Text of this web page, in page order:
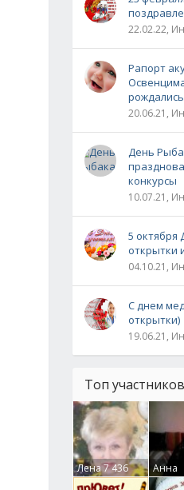
Рапорт
День
конкурсы
5 октября
открытки
С днем
открытки)
Топ
Лена7 436
Анна